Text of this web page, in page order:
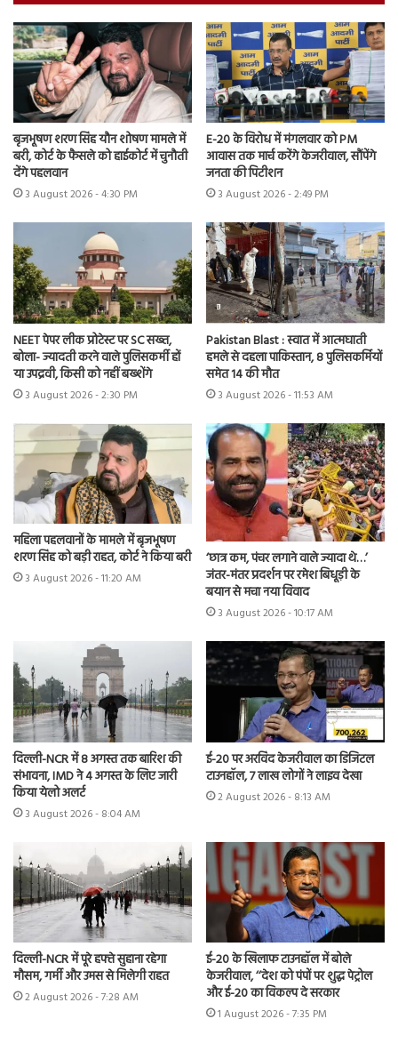
बृजभूषण शरण सिंह यौन शोषण मामले में
बरी, कोर्ट के फैसले को हाईकोर्ट में चुनौती
देंगे पहलवान
3 August 2026 - 4:30 PM
E-20 के विरोध में मंगलवार को PM
आवास तक मार्च करेंगे केजरीवाल, सौंपेंगे
जनता की पिटीशन
3 August 2026 - 2:49 PM
NEET पेपर लीक प्रोटेस्ट पर SC सख्त,
बोला- ज्यादती करने वाले पुलिसकर्मी हों
या उपद्रवी, किसी को नहीं बख्शेंगे
3 August 2026 - 2:30 PM
Pakistan Blast : स्वात में आत्मघाती
हमले से दहला पाकिस्तान, 8 पुलिसकर्मियों
समेत 14 की मौत
3 August 2026 - 11:53 AM
महिला पहलवानों के मामले में बृजभूषण
शरण सिंह को बड़ी राहत, कोर्ट ने किया बरी
3 August 2026 - 11:20 AM
‘छात्र कम, पंचर लगाने वाले ज्यादा थे…’
जंतर-मंतर प्रदर्शन पर रमेश बिधूड़ी के
बयान से मचा नया विवाद
3 August 2026 - 10:17 AM
दिल्ली-NCR में 8 अगस्त तक बारिश की
संभावना, IMD ने 4 अगस्त के लिए जारी
किया येलो अलर्ट
3 August 2026 - 8:04 AM
ई-20 पर अरविंद केजरीवाल का डिजिटल
टाउनहॉल, 7 लाख लोगों ने लाइव देखा
2 August 2026 - 8:13 AM
दिल्ली-NCR में पूरे हफ्ते सुहाना रहेगा
मौसम, गर्मी और उमस से मिलेगी राहत
2 August 2026 - 7:28 AM
ई-20 के खिलाफ टाउनहॉल में बोले
केजरीवाल, ‘‘देश को पंपों पर शुद्ध पेट्रोल
और ई-20 का विकल्प दे सरकार
1 August 2026 - 7:35 PM